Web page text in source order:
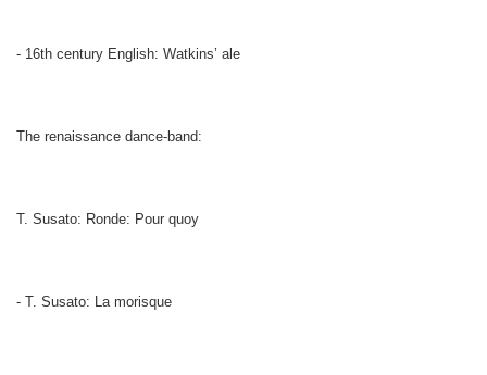
- 16th century English: Watkins’ ale
The renaissance dance-band:
T. Susato: Ronde: Pour quoy
- T. Susato: La morisque